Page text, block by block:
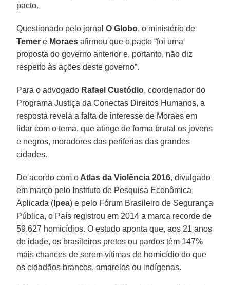
pacto.
Questionado pelo jornalO Globo, o ministério de
Temer e Moraes afirmou que o pacto “foi uma
proposta do governo anterior e, portanto, não diz
respeito às ações deste governo”.
Para o advogado Rafael Custódio, coordenador do
Programa Justiça da Conectas Direitos Humanos, a
resposta revela a falta de interesse de Moraes em
lidar com o tema, que atinge de forma brutal os jovens
e negros, moradores das periferias das grandes
cidades.
De acordo com o Atlas da Violência 2016, divulgado
em março pelo Instituto de Pesquisa Econômica
Aplicada ( Ipea) e pelo Fórum Brasileiro de Segurança
Pública, o País registrou em 2014 a marca recorde de
59.627 homicídios. O estudo aponta que, aos 21 anos
de idade, os brasileiros pretos ou pardos têm 147%
mais chances de serem vítimas de homicídio do que
os cidadãos brancos, amarelos ou indígenas.